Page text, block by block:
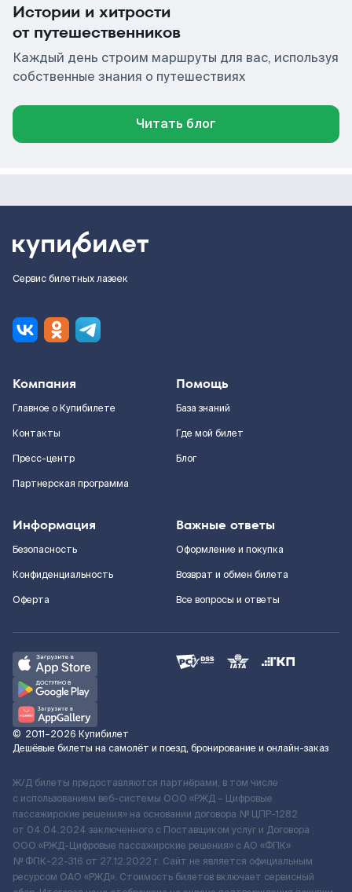
Истории и хитрости
от путешественников
Каждый день строим маршруты для вас, используя
собственные знания о путешествиях
Читать блог
Сервис билетных лазеек
Компания
Главное о Купибилете
Контакты
Пресс-центр
Партнерская программа
Помощь
База знаний
Где мой билет
Блог
Информация
Безопасность
Конфиденциальность
Оферта
Важные ответы
Оформление и покупка
Возврат и обмен билета
Все вопросы и ответы
© 2011–2026 Купибилет
Дешёвые билеты на самолёт и поезд, бронирование и онлайн-заказ
Ж/Д билеты предоставляются партнёрами, в том числе
с использованием веб-системы ООО «РЖД – Цифровые
пассажирские решения» на основании договора № ЦПР-1282
от 04.04.2024 заключенного с Поставщиком услуг и Договора
ООО «РЖД-Цифровые пассажирские решения» c АО «ФПК»
№ ФПК-22-316 от 27.12.2022 г. Сайт не является официальным
ресурсом ОАО «РЖД». Стоимость билетов включает сервисный